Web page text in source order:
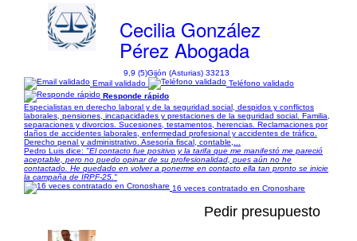
Cecilia González
Pérez Abogada
9,9 (5)Gijón (Asturias) 33213
Email validado
Teléfono validado
Responde rápido
Especialistas en derecho laboral y de la seguridad social, despidos y conflictos
laborales, pensiones, incapacidades y prestaciones de la seguridad social. Familia,
separaciones y divorcios. Sucesiones, testamentos, herencias. Reclamaciones por
daños de accidentes laborales, enfermedad profesional y accidentes de tráfico.
Derecho penal y administrativo. Asesoría fiscal, contable,...
Pedro Luis dice: "El contacto fue positivo y la tarifa que me manifestó me pareció
aceptable, pero no puedo opinar de su profesionalidad, pues aún no he
contactado. He quedado en volver a ponerme en contacto ella tan pronto se inicie
la campaña de IRPF-25."
16 veces contratado en Cronoshare
Pedir presupuesto